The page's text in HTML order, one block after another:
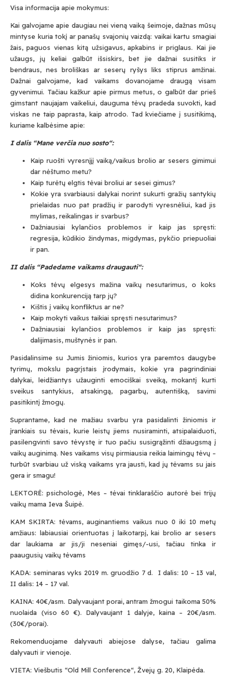
Visa informacija apie mokymus:
Kai galvojame apie daugiau nei vieną vaiką šeimoje, dažnas mūsų
mintyse kuria tokį ar panašų svajonių vaizdą: vaikai kartu smagiai
žais, paguos vienas kitą užsigavus, apkabins ir priglaus. Kai jie
užaugs, jų keliai galbūt išsiskirs, bet jie dažnai susitiks ir
bendraus, nes broliškas ar seserų ryšys liks stiprus amžinai.
Dažnai galvojame, kad vaikams dovanojame draugą visam
gyvenimui. Tačiau kažkur apie pirmus metus, o galbūt dar prieš
gimstant naujajam vaikeliui, dauguma tėvų pradeda suvokti, kad
viskas ne taip paprasta, kaip atrodo. Tad kviečiame į susitikimą,
kuriame kalbėsime apie:
I dalis “Mane verčia nuo sosto“:
Kaip ruošti vyresnįjį vaiką/vaikus brolio ar sesers gimimui
dar nėštumo metu?
Kaip turėtų elgtis tėvai broliui ar sesei gimus?
Kokie yra svarbiausi dalykai norint sukurti gražių santykių
prielaidas nuo pat pradžių ir parodyti vyresnėliui, kad jis
mylimas, reikalingas ir svarbus?
Dažniausiai kylančios problemos ir kaip jas spręsti:
regresija, kūdikio žindymas, migdymas, pykčio priepuoliai
ir pan.
II dalis “Padedame vaikams draugauti“:
Koks tėvų elgesys mažina vaikų nesutarimus, o koks
didina konkurenciją tarp jų?
Kištis į vaikų konfliktus ar ne?
Kaip mokyti vaikus taikiai spręsti nesutarimus?
Dažniausiai kylančios problemos ir kaip jas spręsti:
dalijimasis, muštynės ir pan.
Pasidalinsime su Jumis žiniomis, kurios yra paremtos daugybe
tyrimų, mokslu pagrįstais įrodymais, kokie yra pagrindiniai
dalykai, leidžiantys užauginti emociškai sveiką, mokantį kurti
sveikus santykius, atsakingą, pagarbų, autentišką, savimi
pasitikintį žmogų.
Suprantame, kad ne mažiau svarbu yra pasidalinti žiniomis ir
įrankiais su tėvais, kurie leistų jiems nusiraminti, atsipalaiduoti,
pasilengvinti savo tėvystę ir tuo pačiu susigrąžinti džiaugsmą į
vaikų auginimą. Nes vaikams visų pirmiausia reikia laimingų tėvų –
turbūt svarbiau už viską vaikams yra jausti, kad jų tėvams su jais
gera ir smagu!
LEKTORĖ: psichologė, Mes – tėvai tinklaraščio autorė bei trijų
vaikų mama Ieva Šuipė.
KAM SKIRTA: tėvams, auginantiems vaikus nuo 0 iki 10 metų
amžiaus: labiausiai orientuotas į laikotarpį, kai brolio ar sesers
dar laukiama ar jis/ji neseniai gimęs/-usi, tačiau tinka ir
paaugusių vaikų tėvams
KADA: seminaras vyks 2019 m. gruodžio 7 d. I dalis: 10 – 13 val,
II dalis: 14 – 17 val.
KAINA: 40€/asm. Dalyvaujant porai, antram žmogui taikoma 50%
nuolaida (viso 60 €). Dalyvaujant 1 dalyje, kaina – 20€/asm.
(30€/porai).
Rekomenduojame dalyvauti abiejose dalyse, tačiau galima
dalyvauti ir vienoje.
VIETA: Viešbutis “Old Mill Conference“, Žvejų g. 20, Klaipėda.
Prenumeruodami Jūs sutinkate su mūsų
privatumo irslapukų politika